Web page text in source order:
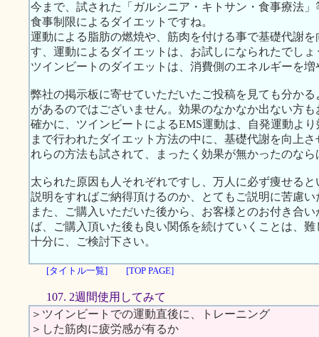
今まで、試された「ガルシニア・キトサン・食事療法
食事制限によるダイエットですね。
運動による脂肪の燃焼や、筋肉を付ける事で基礎代謝
す、運動によるダイエットは、お試しになられたでしょ
ツインビートのダイエットは、消費側のエネルギーを
弊社の掲示板に寄せていただいたご投稿を見ても分か
があるのではございません。効果のなかなか出ない方も
確かに、ツインビートによるEMS運動は、自発運動よ
まで行われたダイエット方法の中に、基礎代謝を向上
れらの方法も試されて、まったく効果が無かったのな
太られた原因も人それぞれですし、万人に必ず痩せる
説明をすればご納得頂けるのか、とてもご説明に苦慮
また、ご購入いただいた後から、お客様とのお付き合
ば、ご購入頂いた後も良い関係を続けていくことは、
十分に、ご検討下さい。
[タイトル一覧] [TOP PAGE]
107. 2週間使用してみて
＞ツインビートでの運動直後に、トレーニング
＞した筋肉に疲労感が有るか